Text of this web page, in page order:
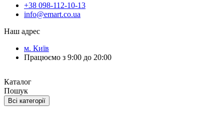
+38 098-112-10-13
info@emart.co.ua
Наш адрес
м. Київ
Працюємо з 9:00 до 20:00
Каталог
Пошук
Всі категорії